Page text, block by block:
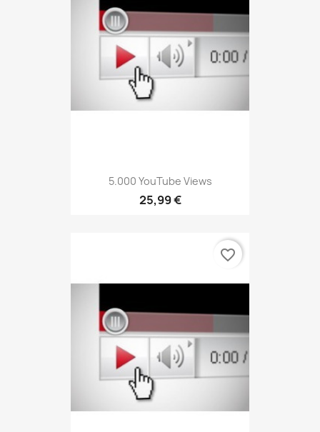
5.000 YouTube Views
25,99 €
favorite_border